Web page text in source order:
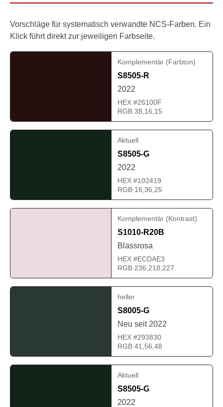
Vorschläge für systematisch verwandte NCS-Farben. Ein
Klick führt direkt zur jeweiligen Farbseite.
Komplementär (Farbton)
S8505-R
2022
HEX #26100F
RGB 38,16,15
Aktuell
S8505-G
2022
HEX #102419
RGB 16,36,25
Komplementär (Kontrast)
S1010-R20B
Blassrosa
HEX #ECDAE3
RGB 236,218,227
heller
S8005-G
Neu seit 2022
HEX #293830
RGB 41,56,48
Aktuell
S8505-G
2022